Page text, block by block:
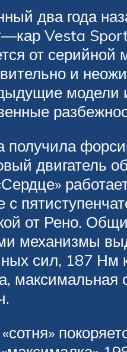
два года
Vesta
от серийной
и
модели
двигатель
с
от Рено.
механизмы
сил, 187 Нм
максимальная